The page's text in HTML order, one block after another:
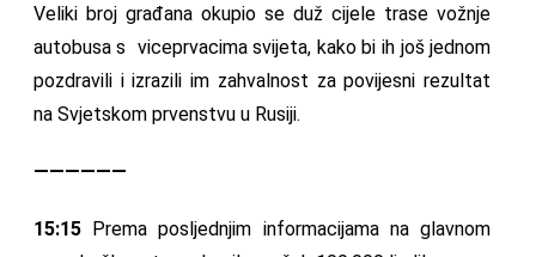
Veliki broj građana okupio se duž cijele trase vožnje
autobusa s viceprvacima svijeta, kako bi ih još jednom
pozdravili i izrazili im zahvalnost za povijesni rezultat
na Svjetskom prvenstvu u Rusiji.
——————
15:15
Prema posljednjim informacijama na glavnom